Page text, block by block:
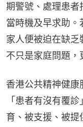
期警號、處理患者
當時機及早求助。
家人便被迫在缺
不只是家庭問題，
香港公共精神健
「患者有沒有覆
育、被支援、被